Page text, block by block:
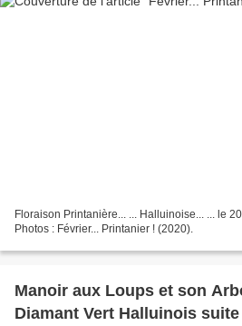
Floraison Printanière... ... Halluinoise... ... le
Photos : Février... Printanier ! (2020).
Manoir aux Loups et son
Diamant Vert Halluinois suite